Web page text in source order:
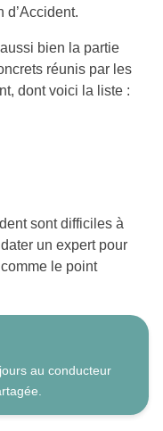
d’Accident.
bien la partie
réunis par les
dont voici la liste :
sont difficiles à
un expert pour
le point
au conducteur